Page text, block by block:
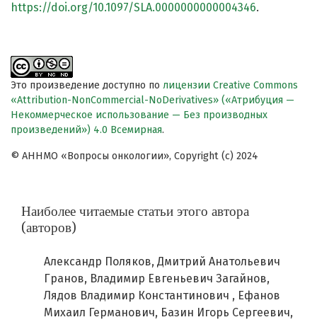
https://doi.org/10.1097/SLA.0000000000004346.
Это произведение доступно по лицензии Creative Commons
«Attribution-NonCommercial-NoDerivatives» («Атрибуция —
Некоммерческое использование — Без производных
произведений») 4.0 Всемирная.
© АННМО «Вопросы онкологии», Copyright (c) 2024
Наиболее читаемые статьи этого автора
(авторов)
Александр Поляков, Дмитрий Анатольевич
Гранов, Владимир Евгеньевич Загайнов,
Лядов Владимир Константинович , Ефанов
Михаил Германович, Базин Игорь Сергеевич,